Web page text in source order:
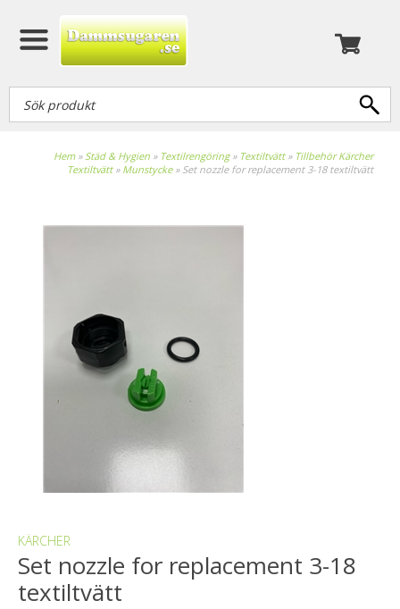
Hem» Städ & Hygien » Textilrengöring» Textiltvätt» Tillbehör Kärcher
Textiltvätt» Munstycke» Set nozzle for replacement 3-18 textiltvätt
KÄRCHER
Set nozzle for replacement 3-18
textiltvätt